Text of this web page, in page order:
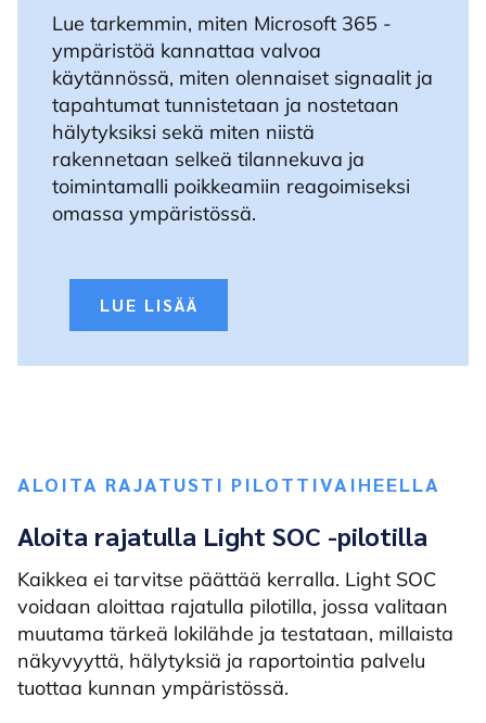
Lue tarkemmin, miten Microsoft 365 -
ympäristöä kannattaa valvoa
käytännössä, miten olennaiset signaalit ja
tapahtumat tunnistetaan ja nostetaan
hälytyksiksi sekä miten niistä
rakennetaan selkeä tilannekuva ja
toimintamalli poikkeamiin reagoimiseksi
omassa ympäristössä.
LUE LISÄÄ
ALOITA RAJATUSTI PILOTTIVAIHEELLA
Aloita rajatulla Light SOC -pilotilla
Kaikkea ei tarvitse päättää kerralla. Light SOC
voidaan aloittaa rajatulla pilotilla, jossa valitaan
muutama tärkeä lokilähde ja testataan, millaista
näkyvyyttä, hälytyksiä ja raportointia palvelu
tuottaa kunnan ympäristössä.